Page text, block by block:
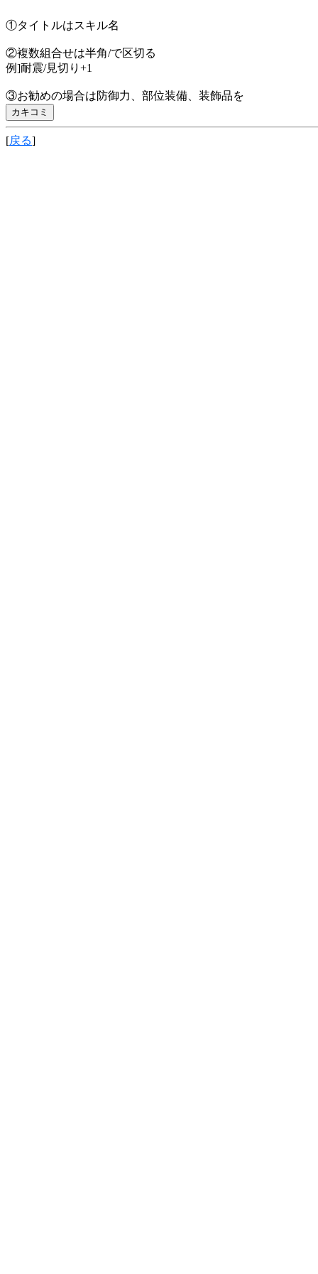
①タイトルはスキル名
②複数組合せは半角/で区切る
例]耐震/見切り+1
③お勧めの場合は防御力、部位装備、装飾品を
[戻る]